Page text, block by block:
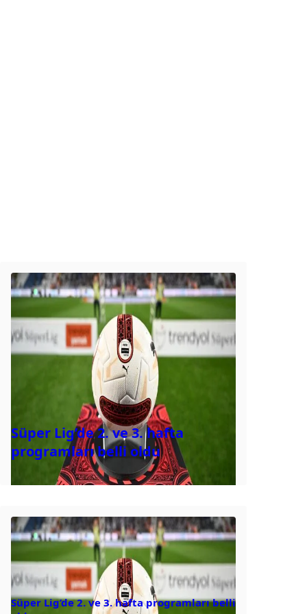
Süper Lig’de 2. ve 3. hafta
programları belli oldu
Süper Lig’de 2. ve 3. hafta programları belli